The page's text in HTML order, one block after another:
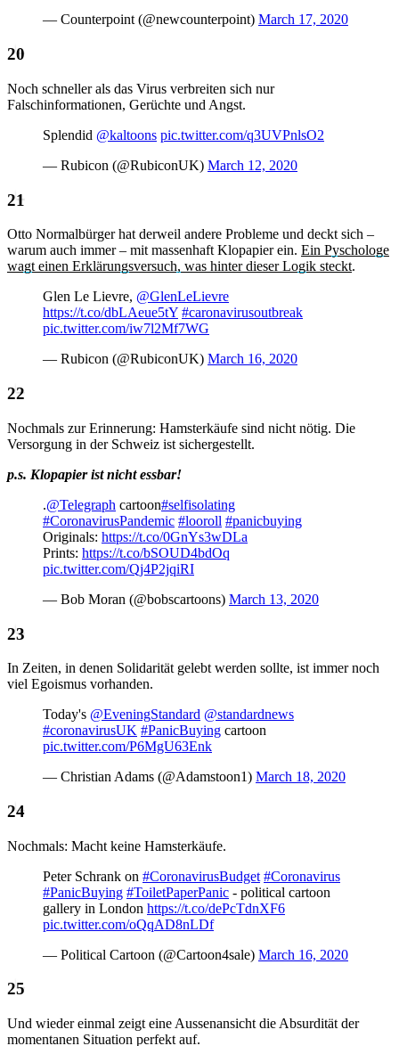
— Counterpoint (@newcounterpoint) March 17, 2020
Noch schneller als das Virus verbreiten sich nur
Falschinformationen, Gerüchte und Angst.
Splendid @kaltoons pic.twitter.com/q3UVPnlsO2
— Rubicon (@RubiconUK) March 12, 2020
Otto Normalbürger hat derweil andere Probleme und deckt sich –
warum auch immer – mit massenhaft Klopapier ein. Ein Pyschologe
wagt einen Erklärungsversuch, was hinter dieser Logik steckt.
Glen Le Lievre, @GlenLeLievre
https://t.co/dbLAeue5tY #caronavirusoutbreak
pic.twitter.com/iw7l2Mf7WG
— Rubicon (@RubiconUK) March 16, 2020
Nochmals zur Erinnerung: Hamsterkäufe sind nicht nötig. Die
Versorgung in der Schweiz ist sichergestellt.
p.s. Klopapier ist nicht essbar!
.@Telegraph cartoon#selfisolating
#CoronavirusPandemic #looroll #panicbuying
Originals: https://t.co/0GnYs3wDLa
Prints: https://t.co/bSOUD4bdOq
pic.twitter.com/Qj4P2jqiRI
— Bob Moran (@bobscartoons) March 13, 2020
In Zeiten, in denen Solidarität gelebt werden sollte, ist immer noch
viel Egoismus vorhanden.
Today's @EveningStandard @standardnews
#coronavirusUK #PanicBuying cartoon
pic.twitter.com/P6MgU63Enk
— Christian Adams (@Adamstoon1) March 18, 2020
Nochmals: Macht keine Hamsterkäufe.
Peter Schrank on #CoronavirusBudget #Coronavirus
#PanicBuying #ToiletPaperPanic - political cartoon
gallery in London https://t.co/dePcTdnXF6
pic.twitter.com/oQqAD8nLDf
— Political Cartoon (@Cartoon4sale) March 16, 2020
Und wieder einmal zeigt eine Aussenansicht die Absurdität der
momentanen Situation perfekt auf.